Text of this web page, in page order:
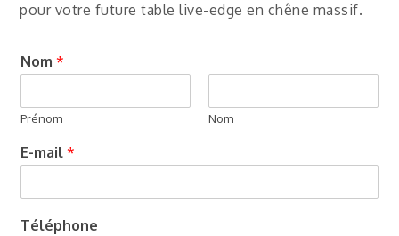
pour votre future table live-edge en chêne massif.
Nom*
Prénom Nom
E-mail*
Téléphone